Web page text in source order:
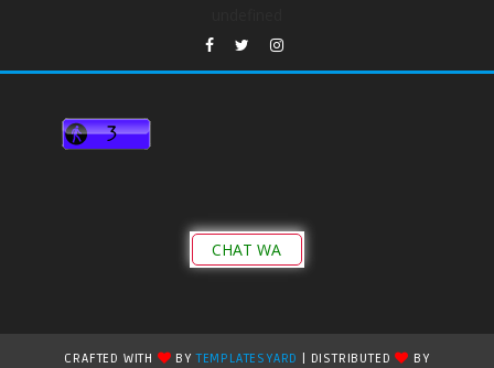
CHAT WA
CRAFTED WITH BYTEMPLATESYARD | DISTRIBUTED
BY